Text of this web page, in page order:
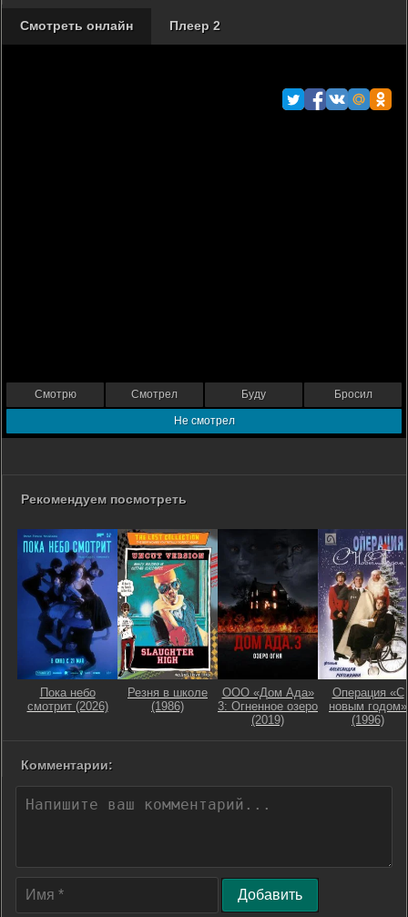
Смотреть онлайн Плеер 2
Смотрю Смотрел Буду Бросил
Не смотрел
Рекомендуем посмотреть
Пока небо
смотрит (2026)
Резня в школе
(1986)
ООО «Дом Ада»
3: Огненное озеро
(2019)
Операция «С
новым годом»
(1996)
Комментарии:
Добавить